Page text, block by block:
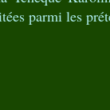
parmi les